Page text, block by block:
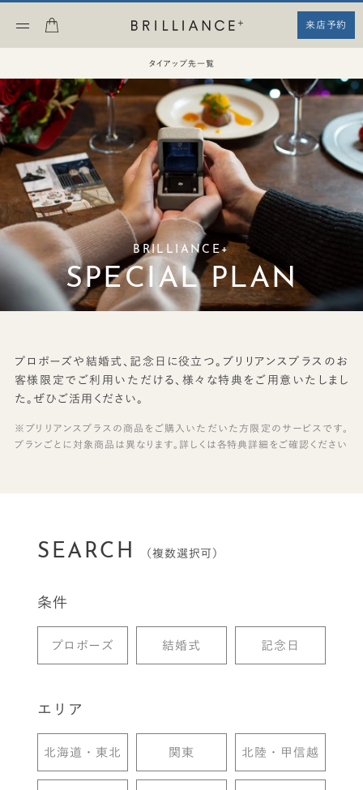
来店予約
タイアップ先一覧
BRILLIANCE+
SPECIAL PLAN
プロポーズや結婚式、記念日に役立つ。ブリリアンスプラスのお
客様限定でご利用いただける、様々な特典をご用意いたしまし
た。ぜひご活用ください。
※ブリリアンスプラスの商品をご購入いただいた方限定のサービスです。
プランごとに対象商品は異なります。詳しくは各特典詳細をご確認ください
SEARCH （複数選択可）
条件
プロポーズ 結婚式 記念日
エリア
北海道・東北 関東 北陸・甲信越